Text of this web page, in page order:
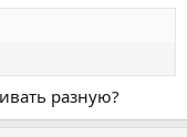
разную?